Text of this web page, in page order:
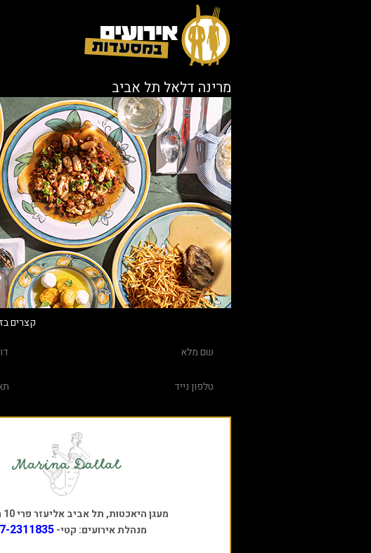
מרינה דלאל תל אביב
קצרים
מעגן היאכטות, תל אביב אליעזר פרי 10 תל אביב
מנהלת אירועים: קטי-2311835